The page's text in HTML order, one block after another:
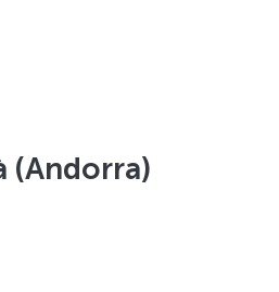
(Andorra)